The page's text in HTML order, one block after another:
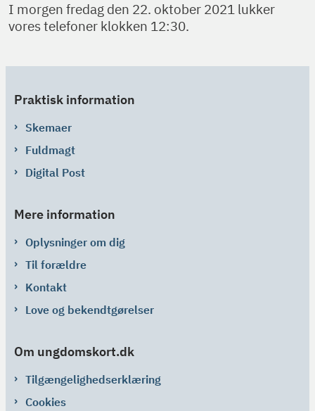
I morgen fredag den 22. oktober 2021 lukker
vores telefoner klokken 12:30.
Praktisk information
Skemaer
Fuldmagt
Digital Post
Mere information
Oplysninger om dig
Til forældre
Kontakt
Love og bekendtgørelser
Om ungdomskort.dk
Tilgængelighedserklæring
Cookies